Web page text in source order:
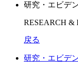
研究・エビデ
RESEARCH &
戻る
研究・エビデ